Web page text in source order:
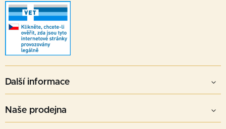
Další informace
Naše prodejna